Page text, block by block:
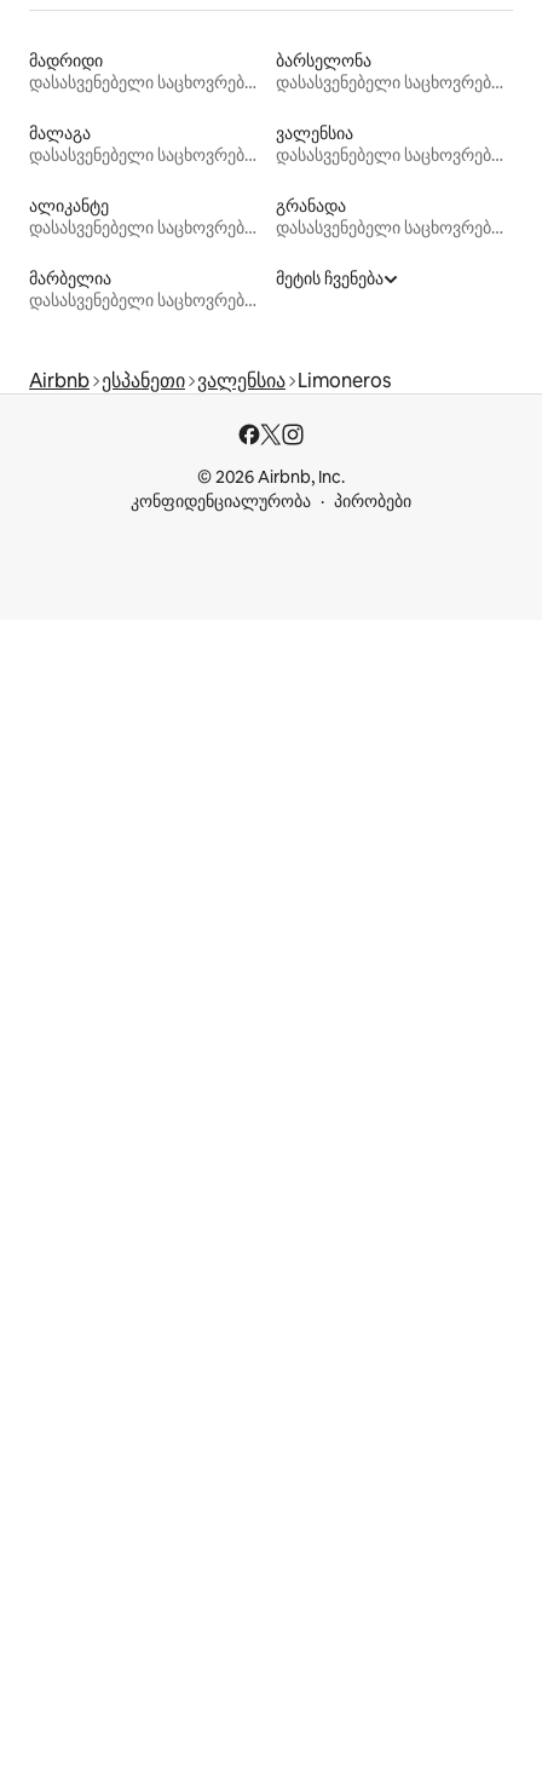
მადრიდი
დასასვენებელი საცხოვრებლები
ბარსელონა
დასასვენებელი საცხოვრებლები
მალაგა
დასასვენებელი საცხოვრებლები
ვალენსია
დასასვენებელი საცხოვრებლები
ალიკანტე
დასასვენებელი საცხოვრებლები
გრანადა
დასასვენებელი საცხოვრებლები
მარბელია
დასასვენებელი საცხოვრებლები
მეტის ჩვენება
Airbnb ესპანეთი ვალენსია Limoneros
© 2026 Airbnb, Inc.
კონფიდენციალურობა
პირობები